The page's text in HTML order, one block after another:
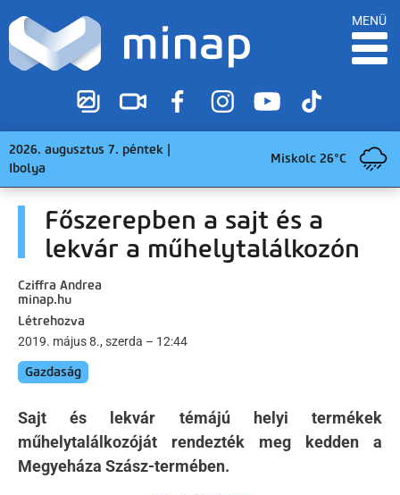
MENÜ
2026. augusztus 7. péntek |
Ibolya
Miskolc 26°C
Főszerepben a sajt és a
lekvár a műhelytalálkozón
Cziffra Andrea
minap.hu
Létrehozva
2019. május 8., szerda – 12:44
Gazdaság
Sajt és lekvár témájú helyi termékek
műhelytalálkozóját rendezték meg kedden a
Megyeháza Szász-termében.